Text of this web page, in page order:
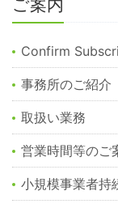
ご案内
Confirm
事務所のご紹介
取扱い業務
営業時間等のご
小規模事業者持